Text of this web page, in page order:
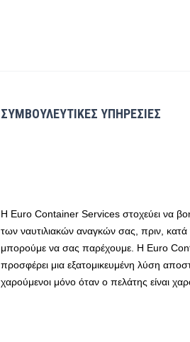
ΣΥΜΒΟΥΛΕΥΤΙΚΕΣ ΥΠΗΡΕΣΙΕΣ
Η Euro Container Services στοχεύει να
των ναυτιλιακών αναγκών σας, πριν, κατά
μπορούμε να σας παρέχουμε. Η Euro
προσφέρει μια εξατομικευμένη λύση
χαρούμενοι μόνο όταν ο πελάτης είναι